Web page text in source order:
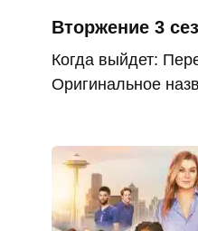
Вторжение 3
Когда выйдет:
Оригинальное